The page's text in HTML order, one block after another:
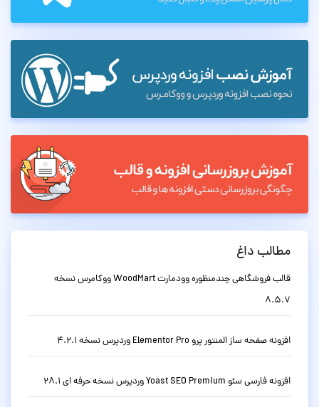
مطالب داغ
قالب فروشگاهی چندمنظوره وودمارت WoodMart ووکامرس نسخه
8.5.7
افزونه صفحه ساز المنتور پرو Elementor Pro وردپرس نسخه 4.2.1
افزونه فارسی سئو Yoast SEO Premium وردپرس نسخه حرفه ای 28.1